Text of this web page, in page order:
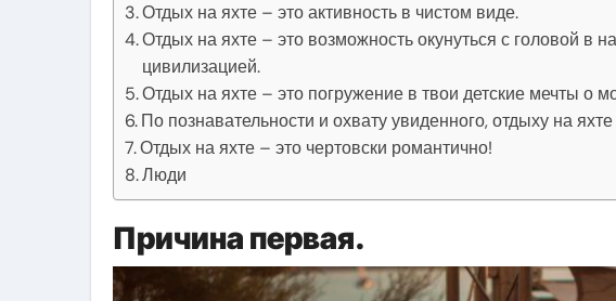
Отдых на яхте – это активность в чистом виде.
Отдых на яхте – это возможность окунуться с головой в
цивилизацией.
Отдых на яхте – это погружение в твои детские мечты о
По познавательности и охвату увиденного, отдыху на
Отдых на яхте – это чертовски романтично!
Люди
Причина первая.